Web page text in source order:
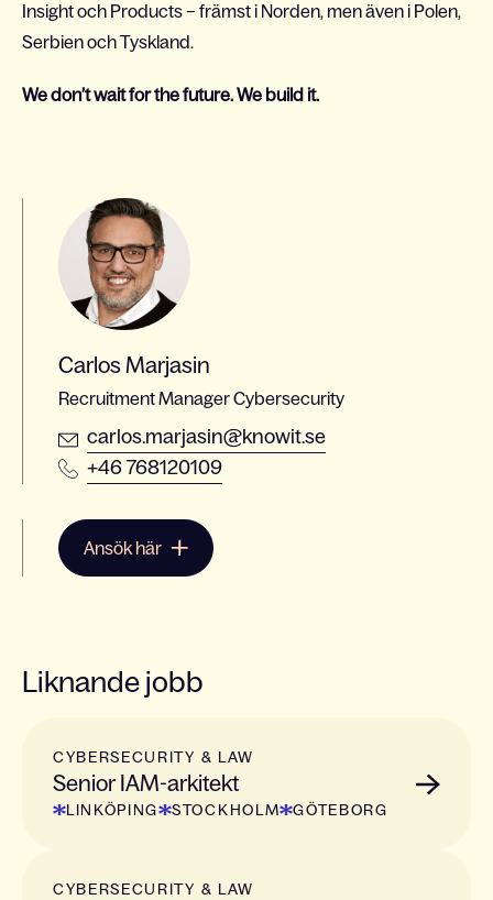
Insight och Products – främst i Norden, men även i Polen,
Serbien och Tyskland.
We don’t wait for the future. We build it.
Carlos Marjasin
Recruitment Manager Cybersecurity
carlos.marjasin@knowit.se
+46 768120109
Ansök här
Liknande jobb
CYBERSECURITY & LAW
Senior IAM-arkitekt
LINKÖPING STOCKHOLM GÖTEBORG
CYBERSECURITY & LAW